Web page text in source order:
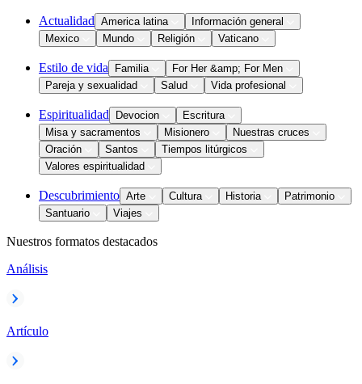
Actualidad America latina
Información general
Mexico
Mundo Religión Vaticano
Estilo de vida Familia
For Her &amp; For Men
Pareja y sexualidad
Salud Vida profesional
Espiritualidad Devocion
Escritura
Misa y sacramentos
Misionero
Nuestras cruces
Oración
Santos
Tiempos litúrgicos
Valores espiritualidad
Descubrimiento Arte Cultura Historia
Patrimonio
Santuario
Viajes
Nuestros formatos destacados
Análisis
Artículo